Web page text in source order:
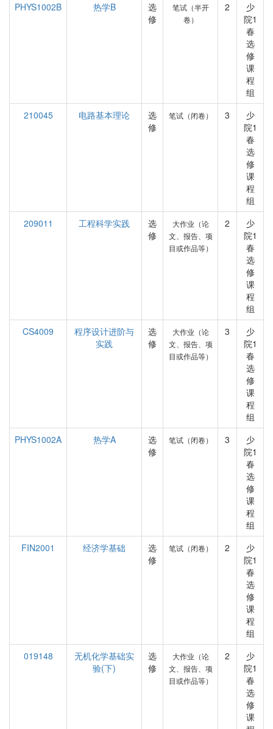
PHYS1002B
热学B
选
修
笔试（半开
卷）
2
少
院1
春
选
修
课
程
组
210045
电路基本理论
选
修
笔试（闭卷） 3
少
院1
春
选
修
课
程
组
209011
工程科学实践
选
修
大作业（论
文、报告、项
目或作品等）
2
少
院1
春
选
修
课
程
组
CS4009
程序设计进阶与
实践
选
修
大作业（论
文、报告、项
目或作品等）
3
少
院1
春
选
修
课
程
组
PHYS1002A
热学A
选
修
笔试（闭卷） 3
少
院1
春
选
修
课
程
组
FIN2001
经济学基础
选
修
笔试（闭卷） 2
少
院1
春
选
修
课
程
组
019148
无机化学基础实
验(下)
选
修
大作业（论
文、报告、项
目或作品等）
2
少
院1
春
选
修
课